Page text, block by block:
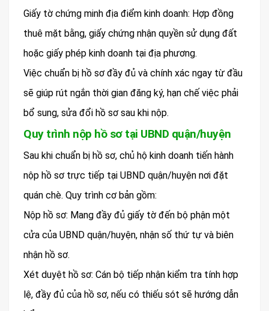
Giấy tờ chứng minh địa điểm kinh doanh: Hợp đồng
thuê mặt bằng, giấy chứng nhận quyền sử dụng đất
hoặc giấy phép kinh doanh tại địa phương.
Việc chuẩn bị hồ sơ đầy đủ và chính xác ngay từ đầu
sẽ giúp rút ngắn thời gian đăng ký, hạn chế việc phải
bổ sung, sửa đổi hồ sơ sau khi nộp.
Quy trình nộp hồ sơ tại UBND quận/huyện
Sau khi chuẩn bị hồ sơ, chủ hộ kinh doanh tiến hành
nộp hồ sơ trực tiếp tại UBND quận/huyện nơi đặt
quán chè. Quy trình cơ bản gồm:
Nộp hồ sơ: Mang đầy đủ giấy tờ đến bộ phận một
cửa của UBND quận/huyện, nhận số thứ tự và biên
nhận hồ sơ.
Xét duyệt hồ sơ: Cán bộ tiếp nhận kiểm tra tính hợp
lệ, đầy đủ của hồ sơ, nếu có thiếu sót sẽ hướng dẫn